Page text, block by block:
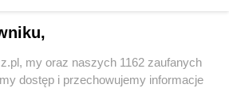
my oraz naszych 1162 zaufanych
dostęp i przechowujemy informacje